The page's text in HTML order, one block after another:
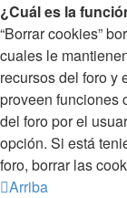
¿Cuál es la
“Borrar cookies”
cuales le
recursos del foro y
proveen funciones
del foro por el
opción. Si está
foro, borrar las
Arriba